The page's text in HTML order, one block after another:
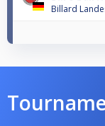
Billard